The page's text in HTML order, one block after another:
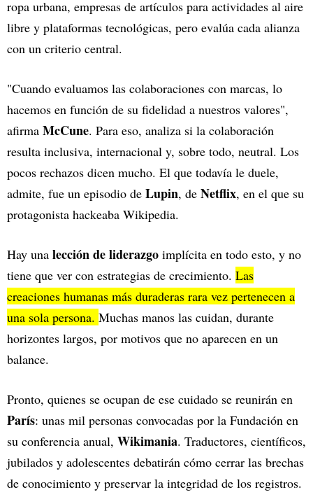
ropa urbana, empresas de artículos para actividades al aire
libre y plataformas tecnológicas, pero evalúa cada alianza
con un criterio central.
"Cuando evaluamos las colaboraciones con marcas, lo
hacemos en función de su fidelidad a nuestros valores",
afirma McCune. Para eso, analiza si la colaboración
resulta inclusiva, internacional y, sobre todo, neutral. Los
pocos rechazos dicen mucho. El que todavía le duele,
admite, fue un episodio de Lupin, de Netflix, en el que su
protagonista hackeaba Wikipedia.
Hay una lección de liderazgo implícita en todo esto, y no
tiene que ver con estrategias de crecimiento. Las
creaciones humanas más duraderas rara vez pertenecen a
una sola persona. Muchas manos las cuidan, durante
horizontes largos, por motivos que no aparecen en un
balance.
Pronto, quienes se ocupan de ese cuidado se reunirán en
París: unas mil personas convocadas por la Fundación en
su conferencia anual, Wikimania. Traductores, científicos,
jubilados y adolescentes debatirán cómo cerrar las brechas
de conocimiento y preservar la integridad de los registros.